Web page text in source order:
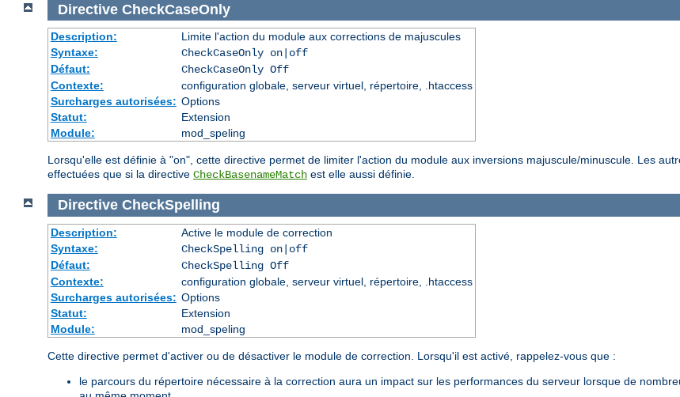
Directive CheckCaseOnly
Description:
Limite l'action du module aux corrections de majuscules
Syntaxe:
CheckCaseOnly on|off
Défaut:
CheckCaseOnly Off
Contexte:
configuration globale, serveur virtuel, répertoire, .htaccess
Surcharges autorisées: Options
Statut:
Extension
Module:
mod_speling
Lorsqu'elle est définie à "on", cette directive permet de limiter l'action du module aux inversions majuscule/minuscule. Les
effectuées que si la directive CheckBasenameMatch est elle aussi définie.
Directive CheckSpelling
Description:
Active le module de correction
Syntaxe:
CheckSpelling on|off
Défaut:
CheckSpelling Off
Contexte:
configuration globale, serveur virtuel, répertoire, .htaccess
Surcharges autorisées: Options
Statut:
Extension
Module:
mod_speling
Cette directive permet d'activer ou de désactiver le module de correction. Lorsqu'il est activé, rappelez-vous que :
le parcours du répertoire nécessaire à la correction aura un impact sur les performances du serveur lorsque de